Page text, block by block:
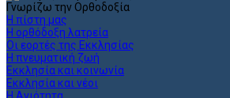
Γνωρίζω την Ορθοδοξία
Η πίστη μας
Η ορθόδοξη λατρεία
Οι εορτές της Εκκλησίας
Η πνευματική ζωή
Εκκλησία και κοινωνία
Εκκλησία και νέοι